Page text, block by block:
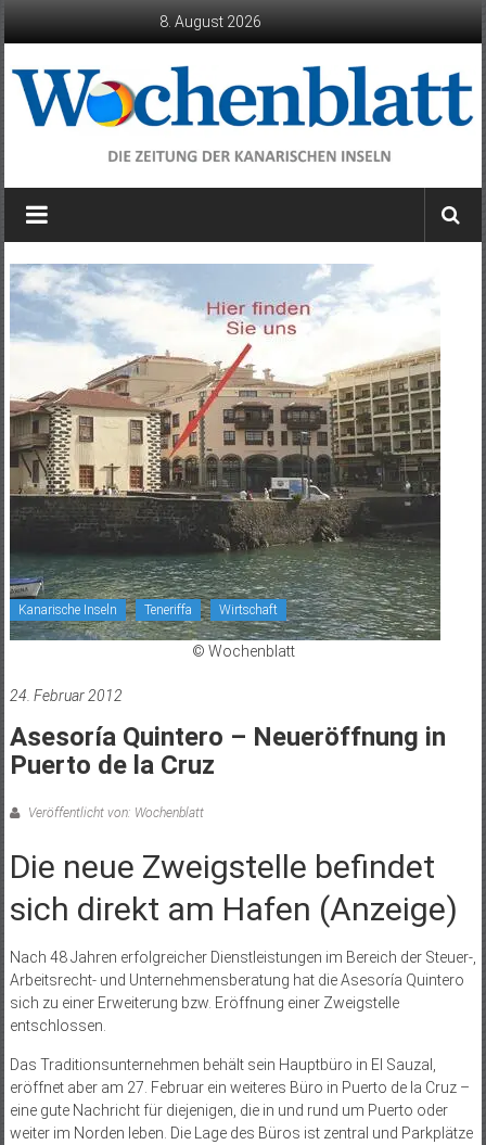
8. August 2026
Wochenblatt
die
der
Kanarischen
Inseln
Kanarische Inseln Teneriffa Wirtschaft
© Wochenblatt
24. Februar 2012
Asesoría Quintero – Neueröffnung in
Puerto de la Cruz
Veröffentlicht von: Wochenblatt
Die neue Zweigstelle befindet
sich direkt am Hafen (Anzeige)
Nach 48 Jahren erfolgreicher Dienstleistungen im Bereich der Steuer-,
Arbeitsrecht- und Unternehmensberatung hat die Asesoría Quintero
sich zu einer Erweiterung bzw. Eröffnung einer Zweigstelle
entschlossen.
Das Traditionsunternehmen behält sein Hauptbüro in El Sauzal,
eröffnet aber am 27. Februar ein weiteres Büro in Puerto de la Cruz –
eine gute Nachricht für diejenigen, die in und rund um Puerto oder
weiter im Norden leben. Die Lage des Büros ist zentral und Parkplätze